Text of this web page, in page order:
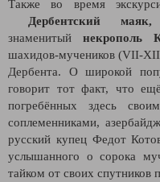
Также во время
Дербентский маяк,
знаменитый некрополь
шахидов-мучеников (VII-XII
Дербента. О широкой
говорит тот факт, что
погребённых здесь
соплеменниками,
русский купец Федот
услышанного о сорока
тайком от своих спутников